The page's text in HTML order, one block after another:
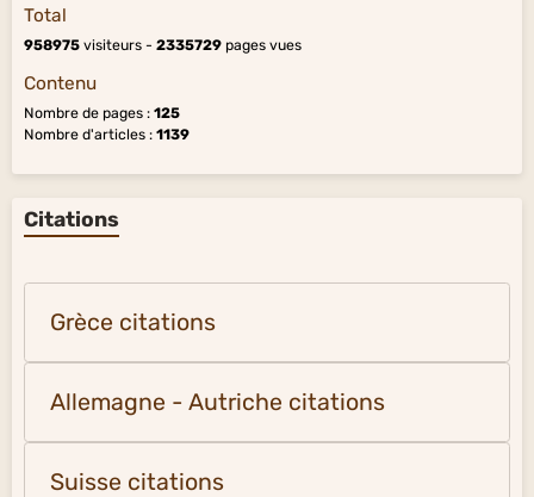
Total
958975 visiteurs - 2335729 pages vues
Contenu
Nombre de pages : 125
Nombre d'articles : 1139
Citations
Grèce citations
Allemagne - Autriche citations
Suisse citations